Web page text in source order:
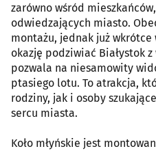
zarówno wśród
odwiedzających miasto.
montażu, jednak już
okazję podziwiać Białystok
pozwala na niesamowity
ptasiego lotu. To atrakcja,
rodziny, jak i osoby
sercu miasta.
Koło młyńskie jest